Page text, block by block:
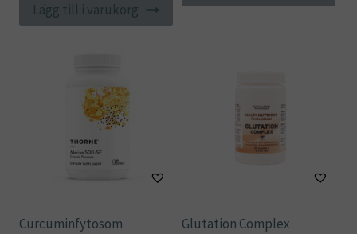
Lägg till i varukorg
Curcuminfytosom Glutation Complex